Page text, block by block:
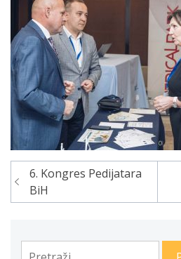
Navigacija
članaka
6. Kongres Pedijatara
BiH
Pretraga: